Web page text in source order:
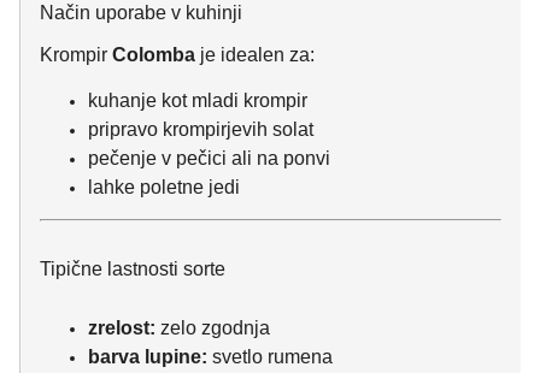
Način uporabe v kuhinji
Krompir Colomba je idealen za:
kuhanje kot mladi krompir
pripravo krompirjevih solat
pečenje v pečici ali na ponvi
lahke poletne jedi
Tipične lastnosti sorte
zrelost: zelo zgodnja
barva lupine: svetlo rumena